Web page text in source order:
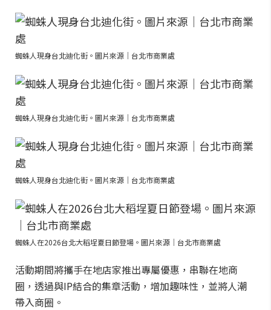
蜘蛛人現身台北迪化街。圖片來源｜台北市商業處
蜘蛛人現身台北迪化街。圖片來源｜台北市商業處
蜘蛛人現身台北迪化街。圖片來源｜台北市商業處
蜘蛛人在2026台北大稻埕夏日節登場。圖片來源｜台北市商業處
活動期間將攜手在地店家推出專屬優惠，串聯在地商
圈，透過與IP結合的集章活動，增加趣味性，並將人潮
帶入商圈。